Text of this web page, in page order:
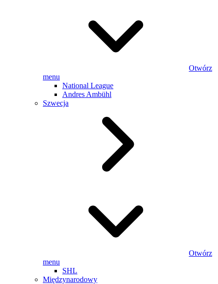
Otwórz
menu
National League
Andres Ambühl
Szwecja
Otwórz
menu
SHL
Międzynarodowy